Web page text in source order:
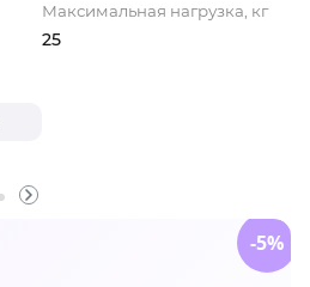
Максимальная нагрузка, кг
25
-5%